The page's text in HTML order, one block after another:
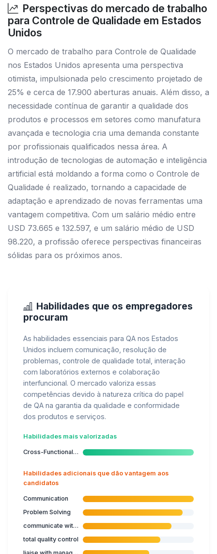
Perspectivas do mercado de trabalho
para Controle de Qualidade em Estados
Unidos
O mercado de trabalho para Controle de Qualidade
nos Estados Unidos apresenta uma perspectiva
otimista, impulsionada pelo crescimento projetado de
25% e cerca de 17.900 aberturas anuais. Além disso, a
necessidade contínua de garantir a qualidade dos
produtos e processos em setores como manufatura
avançada e tecnologia cria uma demanda constante
por profissionais qualificados nessa área. A
introdução de tecnologias de automação e inteligência
artificial está moldando a forma como o Controle de
Qualidade é realizado, tornando a capacidade de
adaptação e aprendizado de novas ferramentas uma
vantagem competitiva. Com um salário médio entre
USD 73.665 e 132.597, e um salário médio de USD
98.220, a profissão oferece perspectivas financeiras
sólidas para os próximos anos.
Habilidades que os empregadores
procuram
As habilidades essenciais para QA nos Estados
Unidos incluem comunicação, resolução de
problemas, controle de qualidade total, interação
com laboratórios externos e colaboração
interfuncional. O mercado valoriza essas
competências devido à natureza crítica do papel
de QA na garantia da qualidade e conformidade
dos produtos e serviços.
Habilidades mais valorizadas
Cross-Functional Collaboration
Habilidades adicionais que dão vantagem aos
candidatos
Communication
Problem Solving
communicate with external laboratories
total quality control